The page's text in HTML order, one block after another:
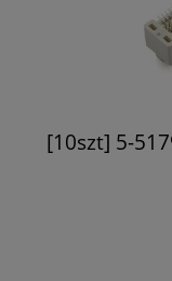
[10szt] 5-